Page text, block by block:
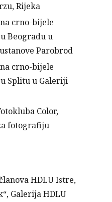
Rijeka
crno-bijele
Beogradu u
Parobrod
crno-bijele
Splitu u Galeriji
Color,
fotografiju
HDLU Istre,
Galerija HDLU